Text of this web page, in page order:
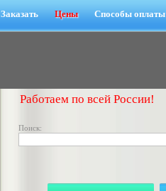
Заказать Цены Способы оплаты
Работаем по всей России!
Поиск: